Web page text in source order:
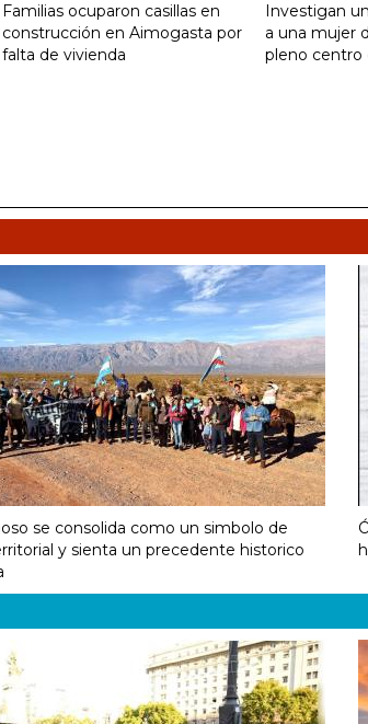
Familias ocuparon casillas en
construcción en Aimogasta por
falta de vivienda
Investigan
a una mujer
pleno centro
se consolida como un simbolo de
y sienta un precedente historico